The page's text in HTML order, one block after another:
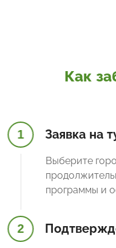
Как
1 Заявка на
Выберите
программы и
2